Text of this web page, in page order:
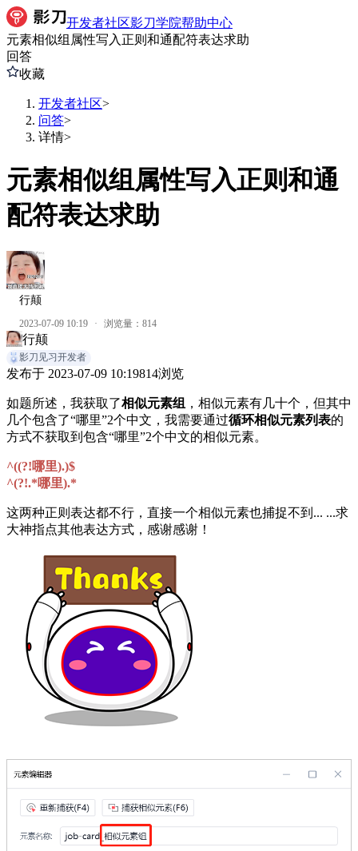
开发者社区影刀学院帮助中心
元素相似组属性写入正则和通配符表达求助
回答
收藏
开发者社区>
问答>
详情>
元素相似组属性写入正则和通
配符表达求助
行颠
2023-07-09 10:19 · 浏览量： 814
行颠
影刀见习开发者
发布于 2023-07-09 10:19814浏览
如题所述，我获取了相似元素组 ，相似元素有几十个，但其中
几个包含了“哪里”2个中文，我需要通过循环相似元素列表的
方式不获取到包含“哪里”2个中文的相似元素。
^((?!哪里).)$
^(?!.*哪里).*
这两种正则表达都不行，直接一个相似元素也捕捉不到... ...求
大神指点其他表达方式，感谢感谢！